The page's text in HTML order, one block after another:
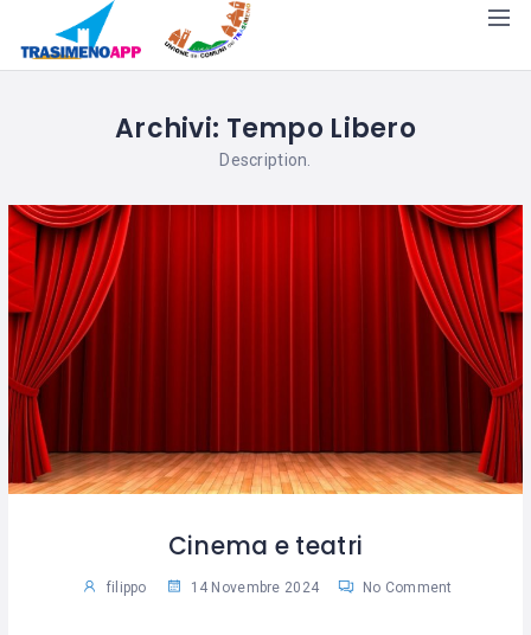
Archivi: Tempo Libero
Description.
Cinema e teatri
filippo 14 Novembre 2024 No Comment